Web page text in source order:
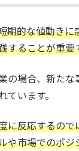
期的な値動きに
することが重要
の場合、新た
います。
に反応するの
や市場でのポ